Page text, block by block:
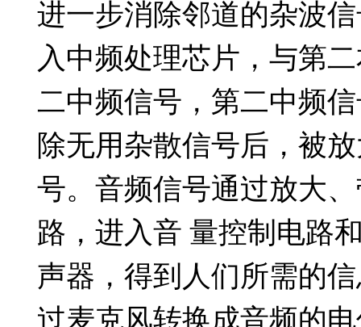
进一步消除邻道的杂波
入中频处理芯片，与第
二中频信号，第二中频
除无用杂散信号后，被
号。音频信号通过放大
路，进入音 量控制电路
声器，得到人们所需的
过麦克风转换成音频的